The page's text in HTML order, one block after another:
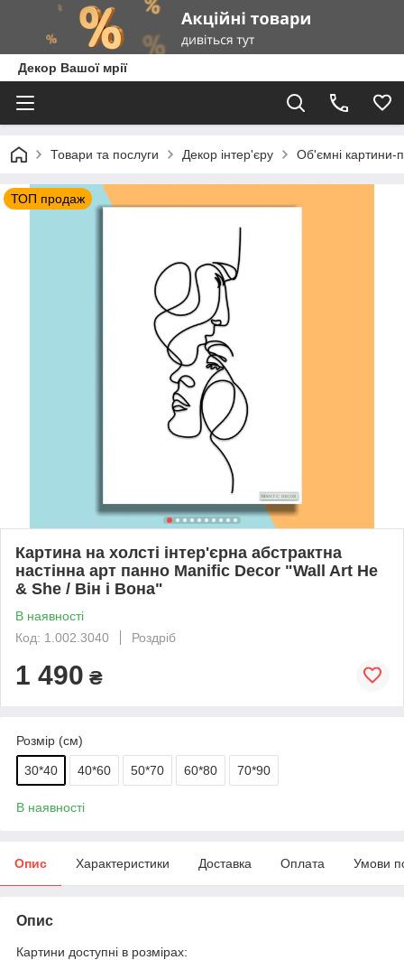
Декор Вашої мрії
Товари та послуги Декор інтер'єру Об'ємні картини-
ТОП продаж
Картина на холсті інтер'єрна абстрактна
настінна арт панно Manific Decor "Wall Art He
& She / Він і Вона"
В наявності
Код: 1.002.3040
Роздріб
1 490 ₴
Розмір (см)
30*40 40*60 50*70 60*80 70*90
В наявності
Опис Характеристики Доставка Оплата Умови
Опис
Картини доступні в розмірах: